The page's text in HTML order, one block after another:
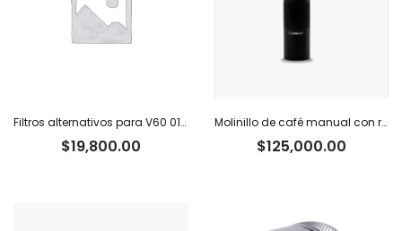
Filtros alternativos para V60 01 x 100 u.
$19,800.00
Molinillo de café manual con regulador externo Caffettino
$125,000.00